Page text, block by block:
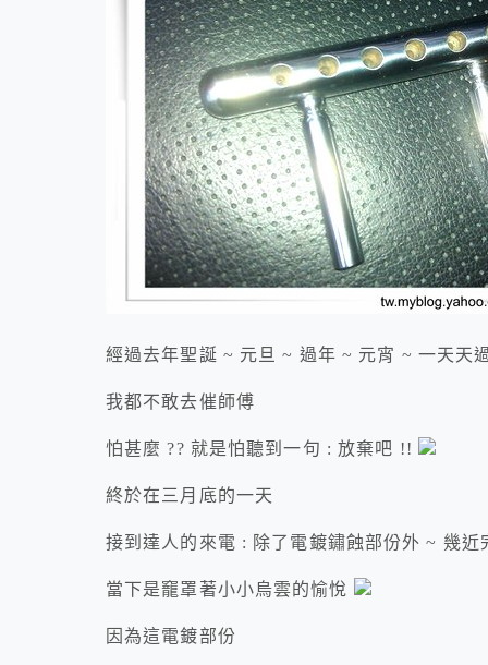
經過去年聖誕 ~ 元旦 ~ 過年 ~ 元宵 ~ 一天天
我都不敢去催師傅
怕甚麼 ?? 就是怕聽到一句 : 放棄吧 !!
終於在三月底的一天
接到達人的來電 : 除了電鍍鏽蝕部份外 ~ 幾
當下是竉罩著小小烏雲的愉悅
因為這電鍍部份